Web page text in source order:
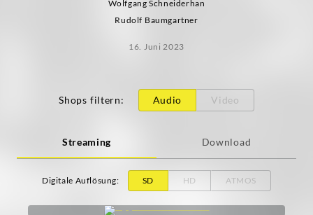
Wolfgang Schneiderhan
Rudolf Baumgartner
16. Juni 2023
Shops filtern: Audio Video
Streaming Download
Digitale Auflösung: SD HD ATMOS